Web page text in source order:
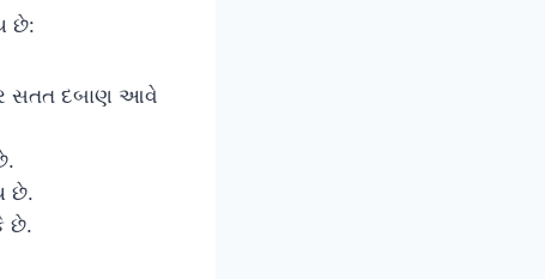
છે:
સતત દબાણ આવે
છે.
છે.